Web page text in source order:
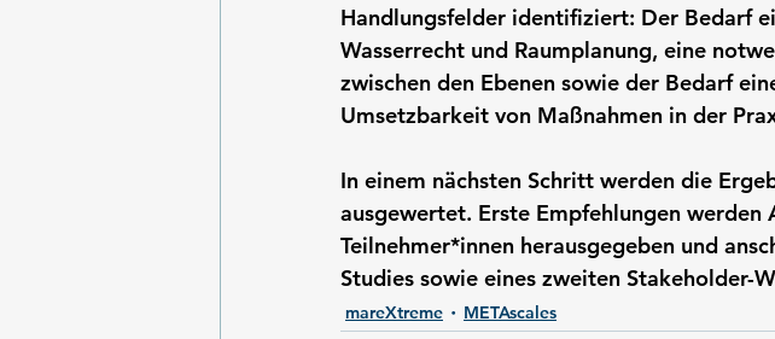
Handlungsfelder identifiziert: Der Bedarf
Wasserrecht und Raumplanung, eine
zwischen den Ebenen sowie der Bedarf
Umsetzbarkeit von Maßnahmen in der
In einem nächsten Schritt werden die
ausgewertet. Erste Empfehlungen werden
Teilnehmer*innen herausgegeben und
Studies sowie eines zweiten Stakeholder-
mareXtreme METAscales